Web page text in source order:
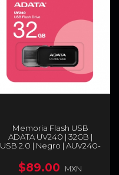
Memoria Flash USB
ADATA UV240 | 32GB |
USB 2.0 | Negro | AUV240-
$89.00 MXN